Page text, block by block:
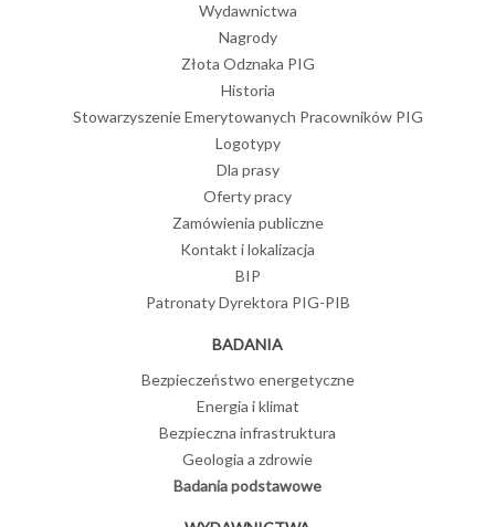
Wydawnictwa
Nagrody
Złota Odznaka PIG
Historia
Stowarzyszenie Emerytowanych Pracowników PIG
Logotypy
Dla prasy
Oferty pracy
Zamówienia publiczne
Kontakt i lokalizacja
BIP
Patronaty Dyrektora PIG-PIB
BADANIA
Bezpieczeństwo energetyczne
Energia i klimat
Bezpieczna infrastruktura
Geologia a zdrowie
Badania podstawowe